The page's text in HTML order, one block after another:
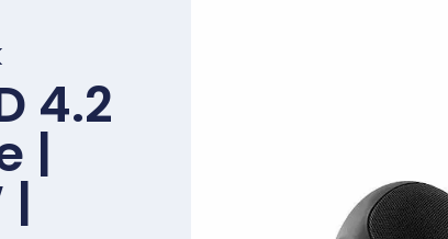
4.2
|
|